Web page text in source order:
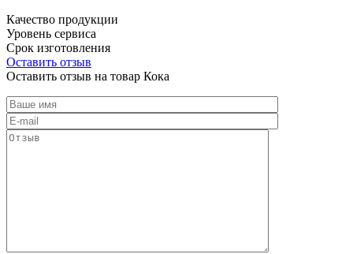
Качество продукции
Уровень сервиса
Срок изготовления
Оставить отзыв
Оставить отзыв на товар Кока